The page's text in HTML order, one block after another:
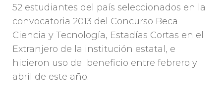
52 estudiantes del país seleccionados en la
convocatoria 2013 del Concurso Beca
Ciencia y Tecnología, Estadías Cortas en el
Extranjero de la institución estatal, e
hicieron uso del beneficio entre febrero y
abril de este año.